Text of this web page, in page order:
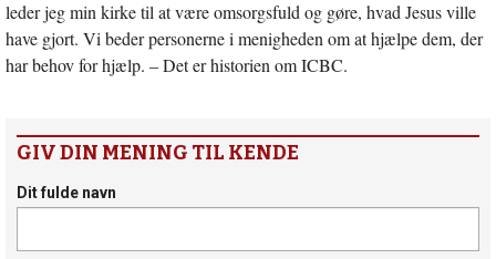
leder jeg min kirke til at være omsorgsfuld og gøre, hvad Jesus ville
have gjort. Vi beder personerne i menigheden om at hjælpe dem, der
har behov for hjælp. – Det er historien om ICBC.
GIV DIN MENING TIL KENDE
Dit fulde navn